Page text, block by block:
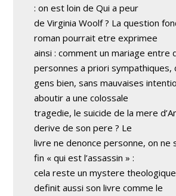
: on est loin de Qui a peur
de Virginia Woolf ? La question
roman pourrait etre exprimee
ainsi : comment un mariage entre
personnes a priori sympathiques,
gens bien, sans mauvaises
aboutir a une colossale
tragedie, le suicide de la mere
derive de son pere ? Le
livre ne denonce personne, on ne
fin « qui est l’assassin » :
cela reste un mystere
definit aussi son livre comme le